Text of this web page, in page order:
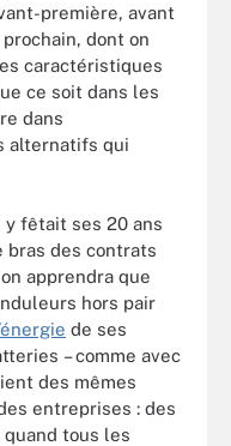
première, avant
dont on
caractéristiques
ce soit dans les
dans
alternatifs qui
y fêtait ses 20 ans
bras des contrats
apprendra que
hors pair
de ses
– comme avec
des mêmes
entreprises : des
tous les